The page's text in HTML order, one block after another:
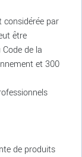
considérée par
être
de la
et 300
de produits